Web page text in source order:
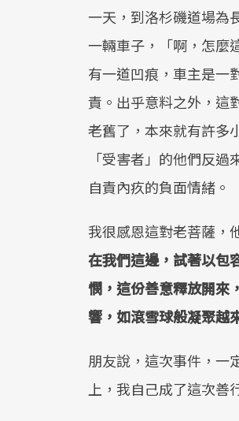
一天，到洛杉磯道場為
一輛車子，「啊，怎
有一道凹痕，車主是一
責。出乎意料之外，這
老舊了，本來就有許
「受害者」的他們反
自責內疚的負面情緒。
我很感恩這對老菩薩，
在我們這邊，試著以包
憫，這份善意釋放開來
響，如滾雪球般凝聚越
朋友說，這次事件，一
上，我自己成了這次善